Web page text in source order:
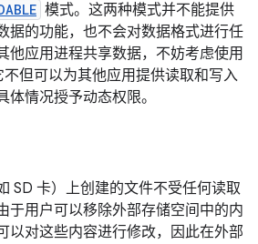
模式。这两种模式并不能提供
据的功能，也不会对数据格式进行任
他应用进程共享数据，不妨考虑使用
不但可以为其他应用提供读取和写入
情况授予动态权限。
SD 卡）上创建的文件不受任何读取
于用户可以移除外部存储空间中的内
以对这些内容进行修改，因此在外部